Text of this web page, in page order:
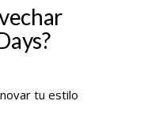
tu estilo